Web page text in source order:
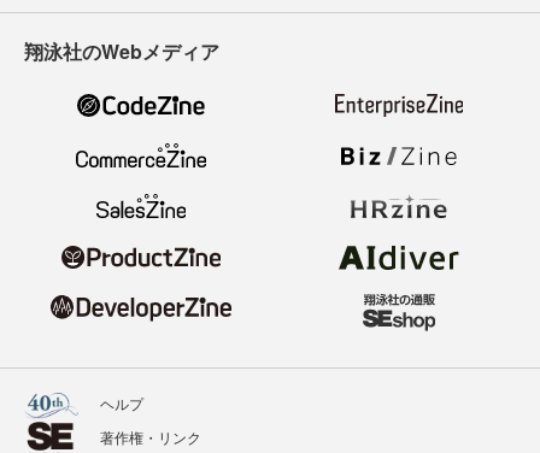
翔泳社のWebメディア
ヘルプ
著作権・リンク